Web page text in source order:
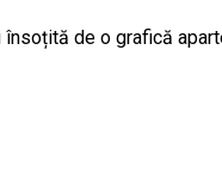
de o grafică